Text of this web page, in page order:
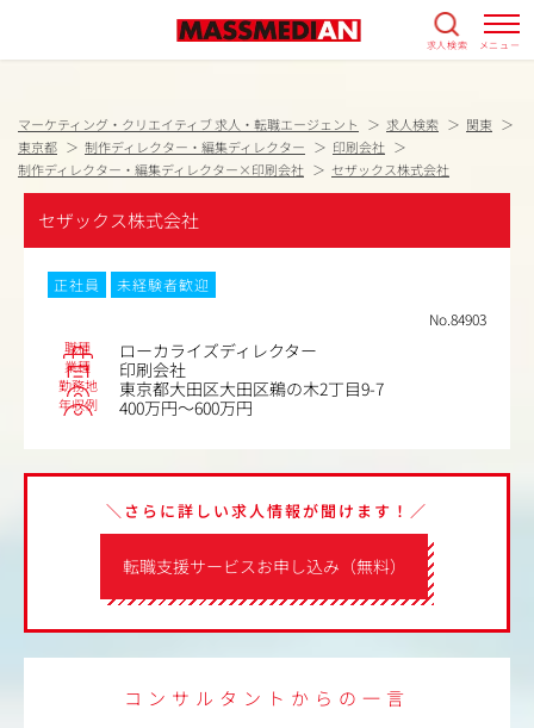
求人検索 メニュー
マーケティング・クリエイティブ 求人・転職エージェント 求人検索
関東
東京都
制作ディレクター・編集ディレクター
印刷会社
制作ディレクター・編集ディレクター×印刷会社
セザックス株式会社
セザックス株式会社
正社員
未経験者歓迎
No.84903
職種 ローカライズディレクター
業種 印刷会社
勤務地 東京都大田区大田区鵜の木2丁目9-7
年収例 400万円～600万円
転職支援サービスお申し込み（無料）
＼さらに詳しい求人情報が聞けます！／
コンサルタントからの一言